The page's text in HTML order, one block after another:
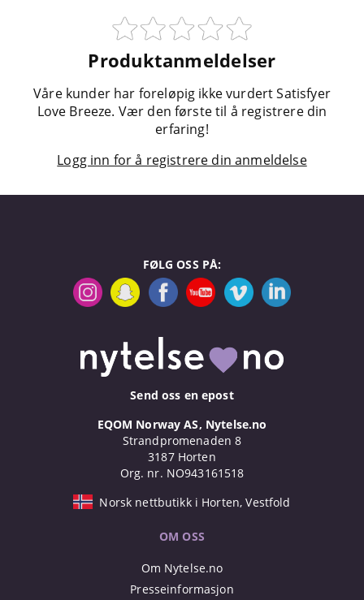
Produktanmeldelser
Våre kunder har foreløpig ikke vurdert Satisfyer
Love Breeze. Vær den første til å registrere din
erfaring!
Logg inn for å registrere din anmeldelse
FØLG OSS PÅ:
Send oss en epost
EQOM Norway AS, Nytelse.no
Strandpromenaden 8
3187 Horten
Org. nr. NO943161518
Norsk nettbutikk i Horten, Vestfold
OM OSS
Om Nytelse.no
Presseinformasjon